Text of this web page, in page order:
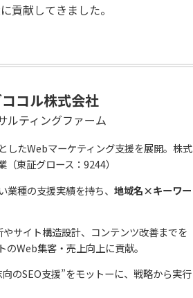
貢献してきました。
コル株式会社
ルティングファーム
したWebマーケティング支援を展開。株式
東証グロース：9244）
種の支援実績を持ち、 地域名×キーワー
サイト構造設計、コンテンツ改善までを
Web集客・売上向上に貢献。
のSEO支援”をモットーに、戦略から実行